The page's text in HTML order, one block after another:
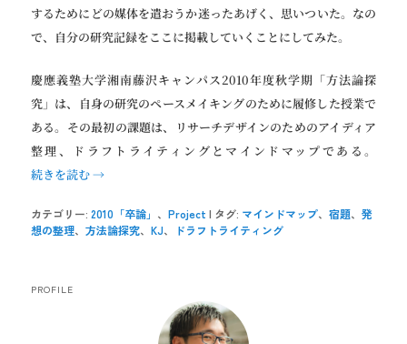
するためにどの媒体を遣おうか迷ったあげく、思いついた。なの
で、自分の研究記録をここに掲載していくことにしてみた。
慶應義塾大学湘南藤沢キャンパス2010年度秋学期「方法論探
究」は、自身の研究のペースメイキングのために履修した授業で
ある。その最初の課題は、リサーチデザインのためのアイディア
整理、ドラフトライティングとマインドマップである。
続きを読む→
カテゴリー: 2010「卒論」 、Project | タグ: マインドマップ、宿題、発
想の整理、方法論探究、KJ、 ドラフトライティング
PROFILE